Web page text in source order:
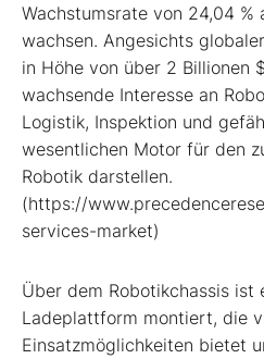
Wachstumsrate von 24,04 %
wachsen. Angesichts
in Höhe von über 2 Billionen
wachsende Interesse an
Logistik, Inspektion und
wesentlichen Motor für den
Robotik darstellen.
(https://
services-market)
Über dem Robotikchassis ist
Ladeplattform montiert, die
Einsatzmöglichkeiten bietet